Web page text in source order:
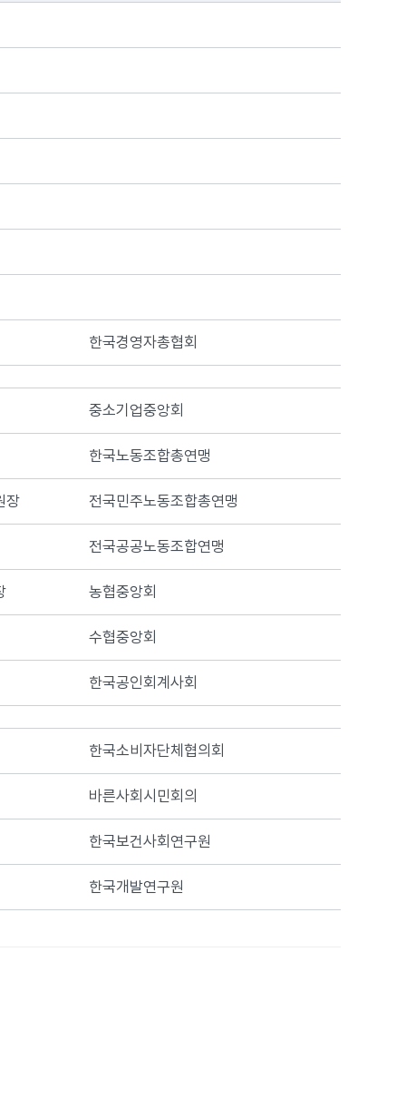
한국경영자총협회
중소기업중앙회
한국노동조합총연맹
장 전국민주노동조합총연맹
전국공공노동조합연맹
농협중앙회
수협중앙회
한국공인회계사회
한국소비자단체협의회
바른사회시민회의
한국보건사회연구원
한국개발연구원